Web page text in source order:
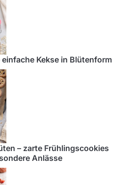
Kekse in Blütenform
– zarte Frühlingscookies
Anlässe